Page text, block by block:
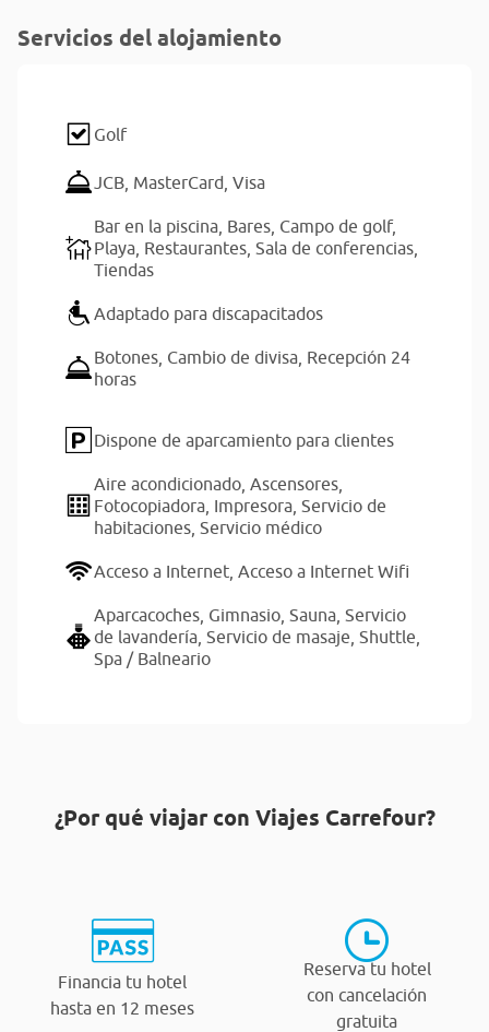
Servicios del alojamiento
Golf
JCB, MasterCard, Visa
Bar en la piscina, Bares, Campo de golf,
Playa, Restaurantes, Sala de conferencias,
Tiendas
Adaptado para discapacitados
Botones, Cambio de divisa, Recepción 24
horas
Dispone de aparcamiento para clientes
Aire acondicionado, Ascensores,
Fotocopiadora, Impresora, Servicio de
habitaciones, Servicio médico
Acceso a Internet, Acceso a Internet Wifi
Aparcacoches, Gimnasio, Sauna, Servicio
de lavandería, Servicio de masaje, Shuttle,
Spa / Balneario
¿Por qué viajar con Viajes Carrefour?
Financia tu hotel
hasta en 12 meses
Reserva tu hotel
con cancelación
gratuita